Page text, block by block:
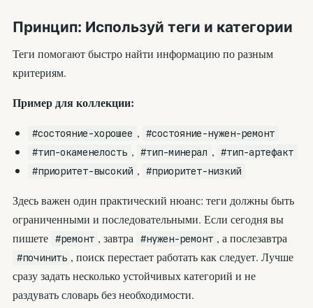
Принцип: Используй теги и категории
Теги помогают быстро найти информацию по разным
критериям.
Пример для коллекции:
#состояние-хорошее , #состояние-нужен-ремонт
#тип-окаменелость , #тип-минерал , #тип-артефакт
#приоритет-высокий , #приоритет-низкий
Здесь важен один практический нюанс: теги должны быть
ограниченными и последовательными. Если сегодня вы
пишете #ремонт , завтра #нужен-ремонт , а послезавтра
#починить , поиск перестает работать как следует. Лучше
сразу задать несколько устойчивых категорий и не
раздувать словарь без необходимости.